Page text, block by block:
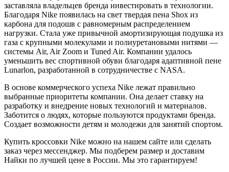
заставляла владельцев бренда инвестировать в технологии.
Благодаря Nike появилась на свет твердая пена Shox из
карбона для подошв с равномерным распределением
нагрузки. Стала уже привычной амортизирующая подушка из
газа с крупными молекулами и полиуретановыми нитями —
системы Air, Air Zoom и Tuned Air. Компании удалось
уменьшить вес спортивной обуви благодаря адаптивной пене
Lunarlon, разработанной в сотрудничестве с NASA.
В основе коммерческого успеха Nike лежат правильно
выбранные приоритеты компании. Она делает ставку на
разработку и внедрение новых технологий и материалов.
Заботится о людях, которые пользуются продуктами бренда.
Создает возможности детям и молодежи для занятий спортом.
Купить кроссовки Nike можно на нашем сайте или сделать
заказ через мессенджер. Мы подберем размер и доставим
Найки по лучшей цене в России. Мы это гарантируем!